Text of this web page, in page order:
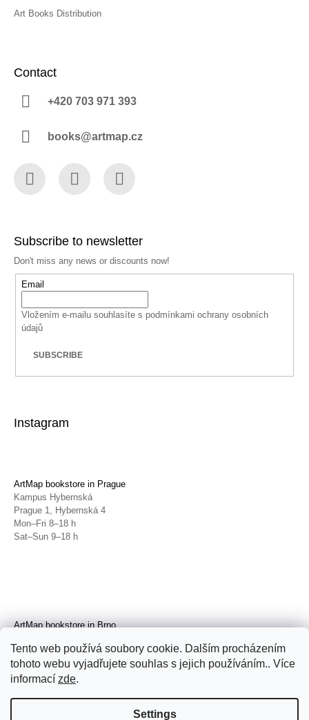
Tento web používá soubory cookie. Dalším procházením
tohoto webu vyjadřujete souhlas s jejich používáním.. Více
informací zde.
Settings
Art Books Distribution
Contact
+420 703 971 393
books@artmap.cz
Subscribe to newsletter
Don't miss any news or discounts now!
Email
Vložením e-mailu souhlasíte s podmínkami ochrany osobních
údajů
SUBSCRIBE
Instagram
ArtMap bookstore in Prague
Kampus Hybernská
Prague 1, Hybernská 4
Mon–Fri 8–18 h
Sat–Sun 9–18 h
ArtMap bookstore in Brno
Brno, Radnická 4
Tue–Fri 11–19 h
Sat 14–19 h